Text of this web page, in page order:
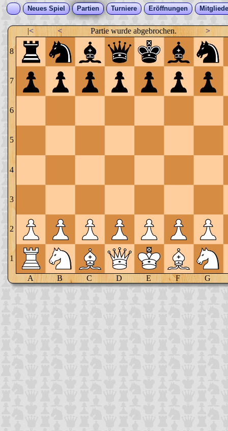
Neues Spiel Partien Turniere Eröffnungen
|< < Partie wurde abgebrochen. >
8
7
6
5
4
3
2
1
A B C D E F G